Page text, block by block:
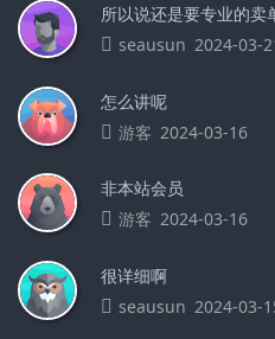
所以说还是要专业的卖
seausun 2024-03-
怎么讲呢
游客 2024-03-16
非本站会员
游客 2024-03-16
很详细啊
seausun 2024-03-